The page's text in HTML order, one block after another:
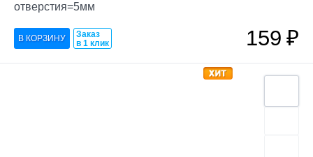
отверстия=5мм
Заказ
в 1 клик
159₽